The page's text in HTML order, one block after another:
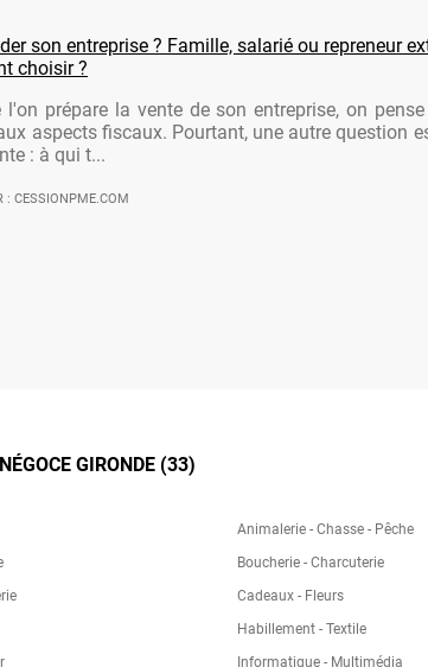
son entreprise ? Famille, salarié ou repreneur
choisir ?
l'on prépare la vente de son entreprise, on
aspects fiscaux. Pourtant, une autre question
: à qui t...
: CESSIONPME.COM
GIRONDE (33)
Animalerie - Chasse - Pêche
Boucherie - Charcuterie
Cadeaux - Fleurs
Habillement - Textile
Informatique - Multimédia